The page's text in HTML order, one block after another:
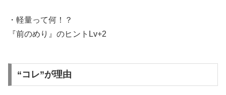
・軽量って何！？
『前のめり』のヒントLv+2
“コレ”が理由